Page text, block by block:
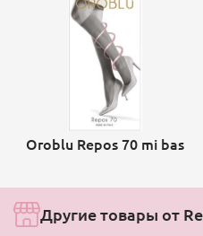
Oroblu Repos 70 mi bas
Другие товары от